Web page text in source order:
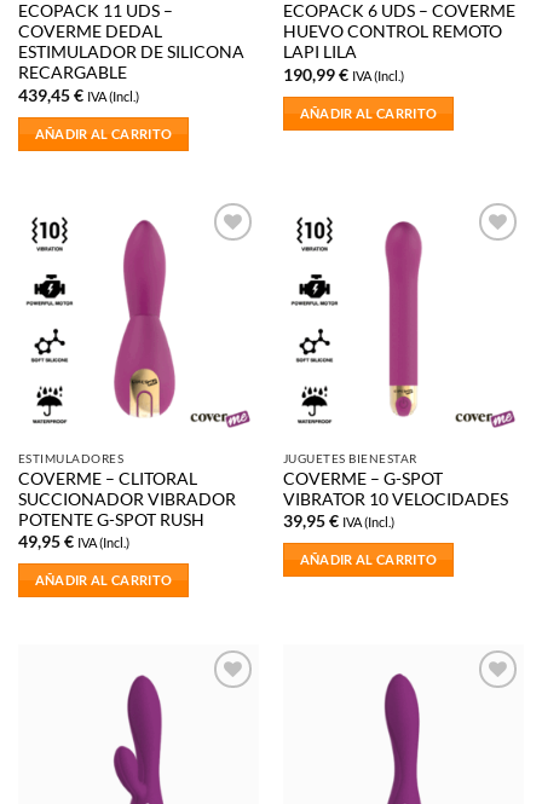
ECOPACK 11 UDS –
COVERME DEDAL
ESTIMULADOR DE SILICONA
RECARGABLE
439,45€ IVA (Incl.)
AÑADIR AL CARRITO
ECOPACK 6 UDS – COVERME
HUEVO CONTROL REMOTO
LAPI LILA
190,99€ IVA (Incl.)
AÑADIR AL CARRITO
ESTIMULADORES
COVERME – CLITORAL
SUCCIONADOR VIBRADOR
POTENTE G-SPOT RUSH
49,95€ IVA (Incl.)
AÑADIR AL CARRITO
JUGUETES BIENESTAR
COVERME – G-SPOT
VIBRATOR 10 VELOCIDADES
39,95€ IVA (Incl.)
AÑADIR AL CARRITO